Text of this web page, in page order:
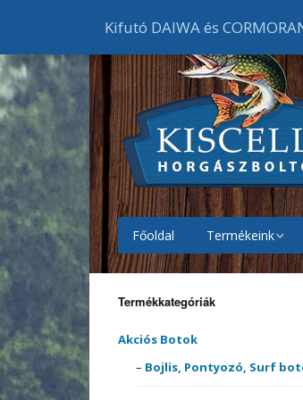
Főoldal Termékeink
Akciós Botok
Akciós Ruházat
Termékkategóriák
Akciós Botok
Bojlis, Pontyozó, Surf
Kifutó DAIWA és